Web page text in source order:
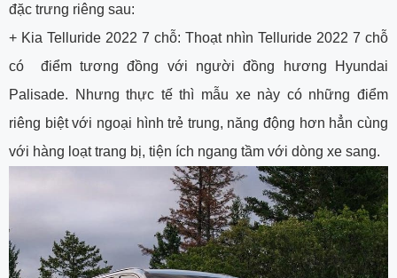
đặc trưng riêng sau:
+ Kia Telluride 2022 7 chỗ: Thoạt nhìn Telluride 2022 7 chỗ
có điểm tương đồng với người đồng hương Hyundai
Palisade. Nhưng thực tế thì mẫu xe này có những điểm
riêng biệt với ngoại hình trẻ trung, năng động hơn hẳn cùng
với hàng loạt trang bị, tiện ích ngang tầm với dòng xe sang.